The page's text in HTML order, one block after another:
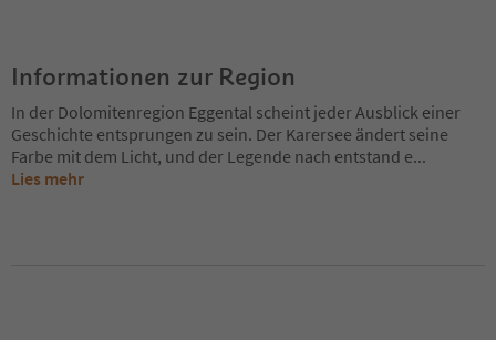
Informationen zur Region
In der Dolomitenregion Eggental scheint jeder Ausblick einer
Geschichte entsprungen zu sein. Der Karersee ändert seine
Farbe mit dem Licht, und der Legende nach entstand e...
Lies mehr